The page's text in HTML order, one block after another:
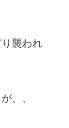
襲われ
、、